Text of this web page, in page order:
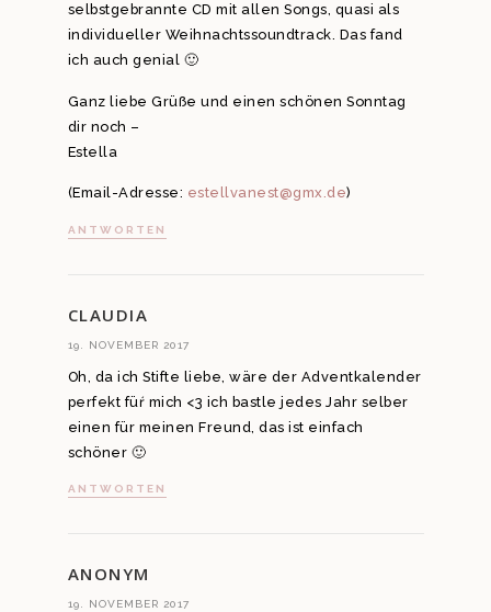
selbstgebrannte CD mit allen Songs, quasi als
individueller Weihnachtssoundtrack. Das fand
ich auch genial 🙂
Ganz liebe Grüße und einen schönen Sonntag
dir noch –
Estella
(Email-Adresse: estellvanest@gmx.de)
ANTWORTEN
CLAUDIA
19. NOVEMBER 2017
Oh, da ich Stifte liebe, wäre der Adventkalender
perfekt füŕ mich <3 ich bastle jedes Jahr selber
einen für meinen Freund, das ist einfach
schöner 🙂
ANTWORTEN
ANONYM
19. NOVEMBER 2017